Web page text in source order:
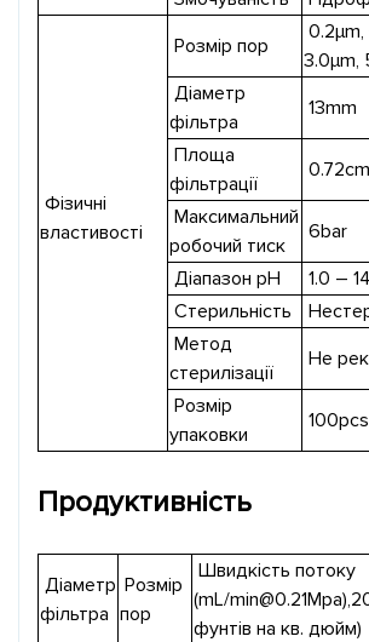
Фізичні
властивості
Розмір пор
0.2μm,
3.0μm,
Діаметр
фільтра
13mm
Площа
фільтрації
Максимальний
робочий тиск
6bar
Діапазон pH
1.0 –
Стерильність
Метод
стерилізації
Не
Розмір
упаковки
100pcs
Продуктивність
Діаметр
фільтра
Розмір
пор
Швидкість потоку
(mL/min@0.21Mpa
фунтів на кв. дюйм)